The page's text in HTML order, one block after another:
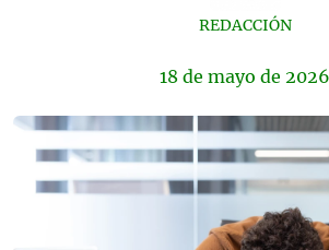
REDACCIÓN
18 de mayo de 2026